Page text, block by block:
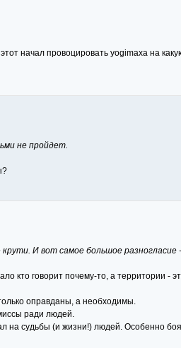
начал провоцировать yogimaxа на
не пройдет.
И вот самое большое
кто говорит почему-то, а территории -
оправданы, а необходимы.
ради людей.
судьбы (и жизни!) людей. Особенно